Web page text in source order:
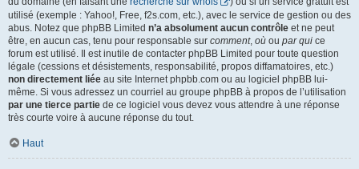
utilisé (exemple : Yahoo!, Free, f2s.com, etc.), avec le service de gestion ou des
abus. Notez que phpBB Limited n’a absolument aucun contrôle et ne peut
être, en aucun cas, tenu pour responsable sur comment, où ou par qui ce
forum est utilisé. Il est inutile de contacter phpBB Limited pour toute question
légale (cessions et désistements, responsabilité, propos diffamatoires, etc.)
non directement liée au site Internet phpbb.com ou au logiciel phpBB lui-
même. Si vous adressez un courriel au groupe phpBB à propos de l’utilisation
par une tierce partie de ce logiciel vous devez vous attendre à une réponse
très courte voire à aucune réponse du tout.
Haut